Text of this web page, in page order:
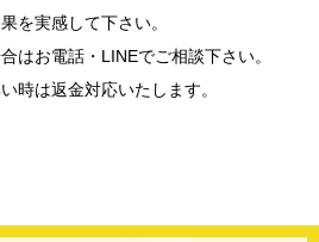
を実感して下さい。
はお電話・LINEでご相談下さい。
時は返金対応いたします。